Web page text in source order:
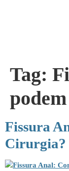
Tag:
Fissura
Cirurgia?